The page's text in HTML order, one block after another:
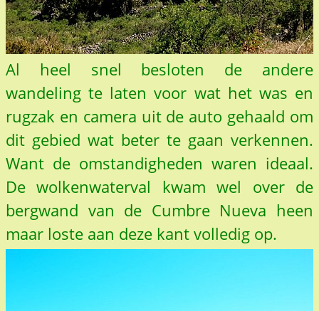
Al heel snel besloten de andere
wandeling te laten voor wat het was en
rugzak en camera uit de auto gehaald om
dit gebied wat beter te gaan verkennen.
Want de omstandigheden waren ideaal.
De wolkenwaterval kwam wel over de
bergwand van de Cumbre Nueva heen
maar loste aan deze kant volledig op.